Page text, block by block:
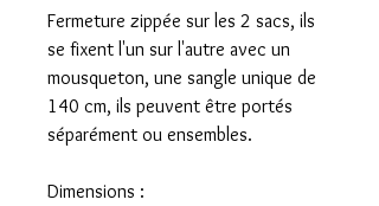
Fermeture zippée sur les 2 sacs, ils
se fixent l'un sur l'autre avec un
mousqueton, une sangle unique de
140 cm, ils peuvent être portés
séparément ou ensembles.
Dimensions :